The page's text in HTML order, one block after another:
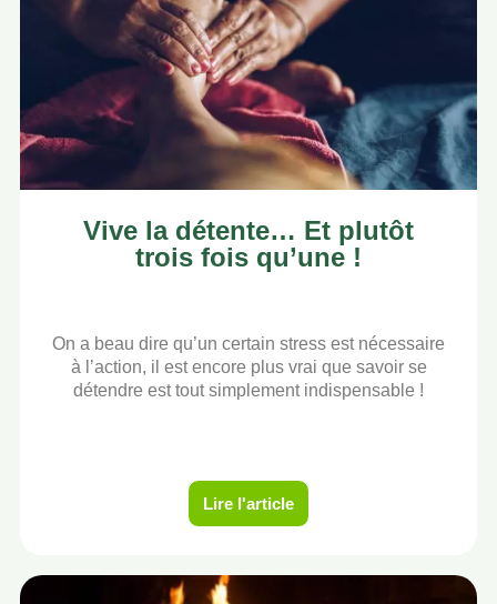
Vive la détente… Et plutôt
trois fois qu’une !
On a beau dire qu’un certain stress est nécessaire
à l’action, il est encore plus vrai que savoir se
détendre est tout simplement indispensable !
Lire l'article